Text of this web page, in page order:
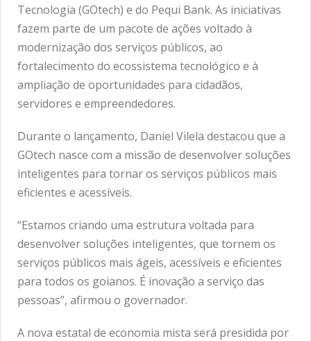
Tecnologia (GOtech) e do Pequi Bank. As iniciativas
fazem parte de um pacote de ações voltado à
modernização dos serviços públicos, ao
fortalecimento do ecossistema tecnológico e à
ampliação de oportunidades para cidadãos,
servidores e empreendedores.
Durante o lançamento, Daniel Vilela destacou que a
GOtech nasce com a missão de desenvolver soluções
inteligentes para tornar os serviços públicos mais
eficientes e acessíveis.
“Estamos criando uma estrutura voltada para
desenvolver soluções inteligentes, que tornem os
serviços públicos mais ágeis, acessíveis e eficientes
para todos os goianos. É inovação a serviço das
pessoas”, afirmou o governador.
A nova estatal de economia mista será presidida por